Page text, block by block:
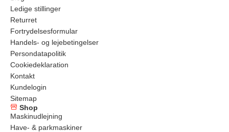
Ledige stillinger
Returret
Fortrydelsesformular
Handels- og lejebetingelser
Persondatapolitik
Cookiedeklaration
Kontakt
Kundelogin
Sitemap
Shop
Maskinudlejning
Have- & parkmaskiner